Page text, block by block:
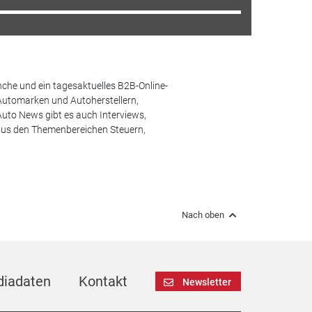
und ein tagesaktuelles B2B-Online-
und Autoherstellern,
News gibt es auch Interviews,
den Themenbereichen Steuern,
Nach oben
Kontakt Newsletter